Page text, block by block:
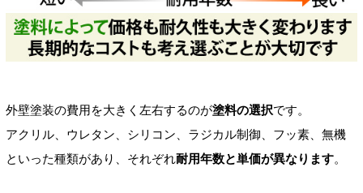
外壁塗装の費用を大きく左右するのが塗料の選択です。
アクリル、ウレタン、シリコン、ラジカル制御、フッ素、無機
といった種類があり、それぞれ耐用年数と単価が異なります。